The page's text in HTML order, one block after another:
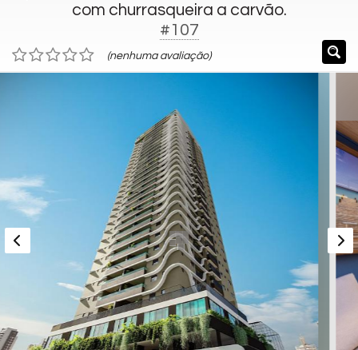
com churrasqueira a carvão.
#107
(nenhuma avaliação)